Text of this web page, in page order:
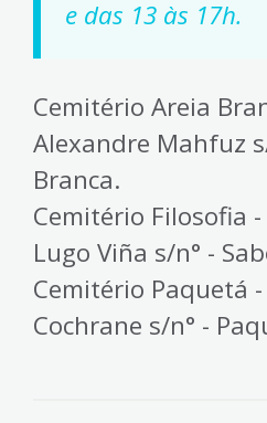
e das 13 às 17h.
Cemitério Areia
Alexandre Mahfuz
Branca.
Cemitério Filosofia
Lugo Viña s/n° -
Cemitério Paquetá
Cochrane s/n° -